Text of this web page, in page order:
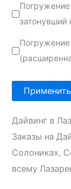
Погружение
затонувший
Погружение
Дайвинг в
Заказы на
Солониках,
всему